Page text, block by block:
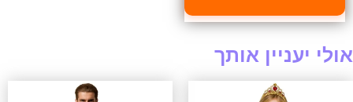
אולי יעניין אותך